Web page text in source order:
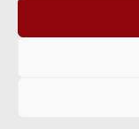
@2026 Escola de